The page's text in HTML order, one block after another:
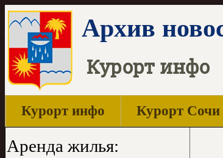
Архив
Курорт инфо
Курорт инфо Курорт Сочи
Аренда жилья: